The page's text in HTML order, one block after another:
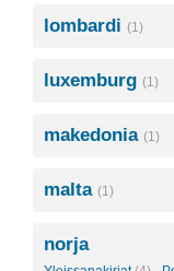
lombardi (1)
luxemburg (1)
makedonia (1)
malta (1)
norja